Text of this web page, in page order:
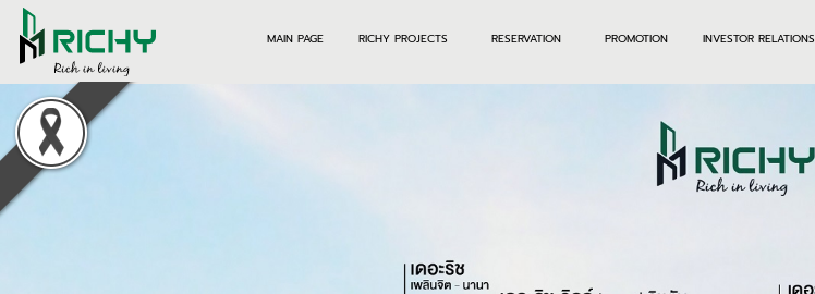
MAIN PAGE RICHY PROJECTS RESERVATION PROMOTION INVESTOR RELATIONS